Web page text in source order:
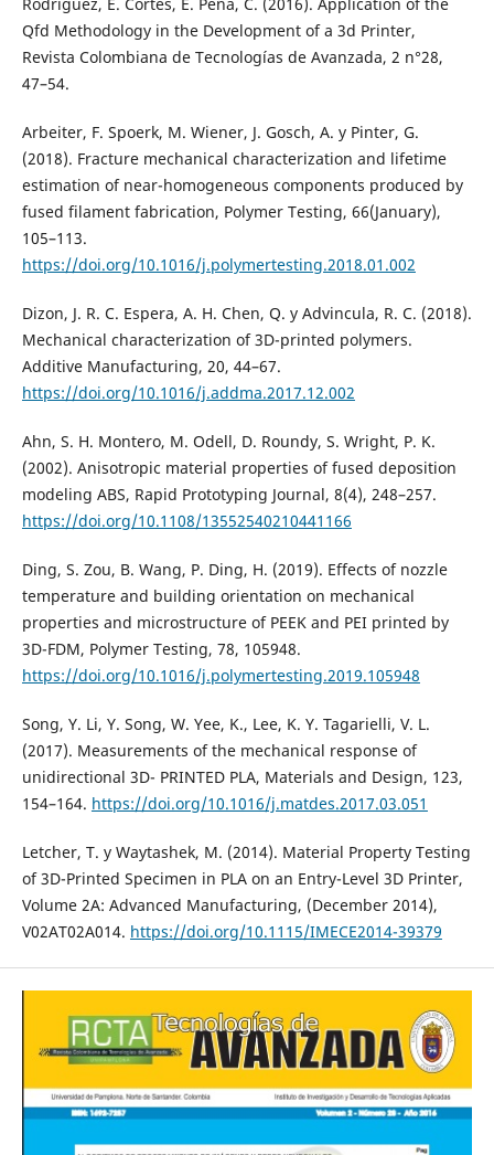
Qfd Methodology in the Development of a 3d Printer,
Revista Colombiana de Tecnologías de Avanzada, 2 n°28,
47–54.
Arbeiter, F. Spoerk, M. Wiener, J. Gosch, A. y Pinter, G.
(2018). Fracture mechanical characterization and lifetime
estimation of near-homogeneous components produced by
fused filament fabrication, Polymer Testing, 66(January),
105–113.
https://doi.org/10.1016/j.polymertesting.2018.01.002
Dizon, J. R. C. Espera, A. H. Chen, Q. y Advincula, R. C. (2018).
Mechanical characterization of 3D-printed polymers.
Additive Manufacturing, 20, 44–67.
https://doi.org/10.1016/j.addma.2017.12.002
Ahn, S. H. Montero, M. Odell, D. Roundy, S. Wright, P. K.
(2002). Anisotropic material properties of fused deposition
modeling ABS, Rapid Prototyping Journal, 8(4), 248–257.
https://doi.org/10.1108/13552540210441166
Ding, S. Zou, B. Wang, P. Ding, H. (2019). Effects of nozzle
temperature and building orientation on mechanical
properties and microstructure of PEEK and PEI printed by
3D-FDM, Polymer Testing, 78, 105948.
https://doi.org/10.1016/j.polymertesting.2019.105948
Song, Y. Li, Y. Song, W. Yee, K., Lee, K. Y. Tagarielli, V. L.
(2017). Measurements of the mechanical response of
unidirectional 3D- PRINTED PLA, Materials and Design, 123,
154–164. https://doi.org/10.1016/j.matdes.2017.03.051
Letcher, T. y Waytashek, M. (2014). Material Property Testing
of 3D-Printed Specimen in PLA on an Entry-Level 3D Printer,
Volume 2A: Advanced Manufacturing, (December 2014),
V02AT02A014. https://doi.org/10.1115/IMECE2014-39379